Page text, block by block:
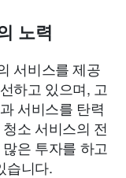
노력
서비스를 제공
하고 있으며, 고
서비스를 탄력
소 서비스의 전
은 투자를 하고
습니다.